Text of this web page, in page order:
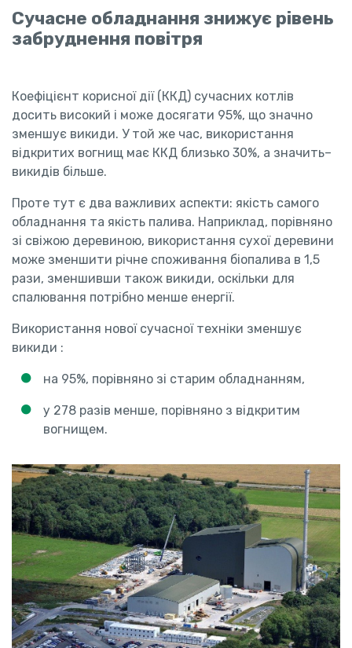
Сучасне обладнання знижує рівень
забруднення повітря
Коефіцієнт корисної дії (ККД) сучасних котлів
досить високий і може досягати 95%, що значно
зменшує викиди. У той же час, використання
відкритих вогнищ має ККД близько 30%, а значить–
викидів більше.
Проте тут є два важливих аспекти: якість самого
обладнання та якість палива. Наприклад, порівняно
зі свіжою деревиною, використання сухої деревини
може зменшити річне споживання біопалива в 1,5
рази, зменшивши також викиди, оскільки для
спалювання потрібно менше енергії.
Використання нової сучасної техніки зменшує
викиди :
на 95%, порівняно зі старим обладнанням,
у 278 разів менше, порівняно з відкритим
вогнищем.